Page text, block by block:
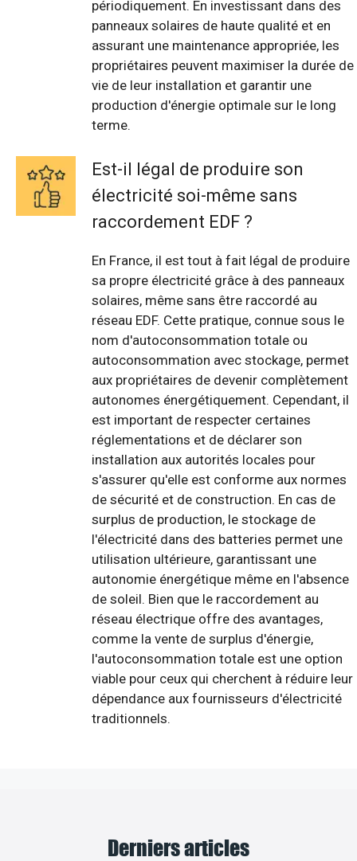
périodiquement. En investissant dans des
panneaux solaires de haute qualité et en
assurant une maintenance appropriée, les
propriétaires peuvent maximiser la durée de
vie de leur installation et garantir une
production d'énergie optimale sur le long
terme.
Est-il légal de produire son
électricité soi-même sans
raccordement EDF ?
En France, il est tout à fait légal de produire
sa propre électricité grâce à des panneaux
solaires, même sans être raccordé au
réseau EDF. Cette pratique, connue sous le
nom d'autoconsommation totale ou
autoconsommation avec stockage, permet
aux propriétaires de devenir complètement
autonomes énergétiquement. Cependant, il
est important de respecter certaines
réglementations et de déclarer son
installation aux autorités locales pour
s'assurer qu'elle est conforme aux normes
de sécurité et de construction. En cas de
surplus de production, le stockage de
l'électricité dans des batteries permet une
utilisation ultérieure, garantissant une
autonomie énergétique même en l'absence
de soleil. Bien que le raccordement au
réseau électrique offre des avantages,
comme la vente de surplus d'énergie,
l'autoconsommation totale est une option
viable pour ceux qui cherchent à réduire leur
dépendance aux fournisseurs d'électricité
traditionnels.
Derniers articles